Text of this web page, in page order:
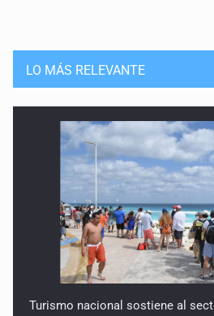
LO MÁS RELEVANTE
Turismo nacional sostiene al